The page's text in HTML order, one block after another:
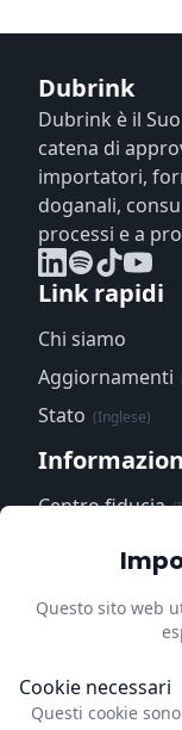
Dubrink
Dubrink è il
catena di
importatori,
doganali,
processi e a
Link rapidi
Chi siamo
Aggiornamenti
Stato (Inglese)
Centro fiducia
(Inglese)
Impressum
Aggiorni le
cookie
Contatti
Questo sito web
Cookie necessari
Questi cookie